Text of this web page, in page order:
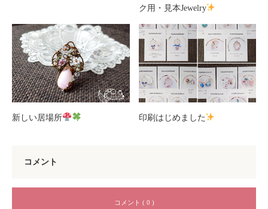
ク用・見本Jewelry
新しい居場所 印刷はじめました
コメント
コメント ( 0 )